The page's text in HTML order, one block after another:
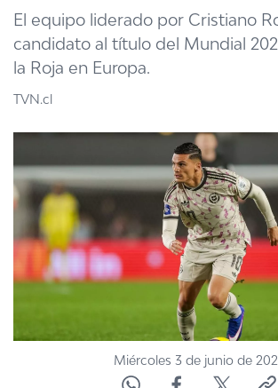
TVN VERTICAL
TVN PLAY
PROGRAMAS
TELESERIES
NTV
ACTUALIDAD Y TENDENCIAS
CORPORATIVO Y TRANSPARENCIA
CANAL DE DENUNCIAS
ÁREA DE PROYECTOS
El equipo liderado por Cristiano
candidato al título del Mundial
la Roja en Europa.
TVN.cl
Miércoles 3 de junio de